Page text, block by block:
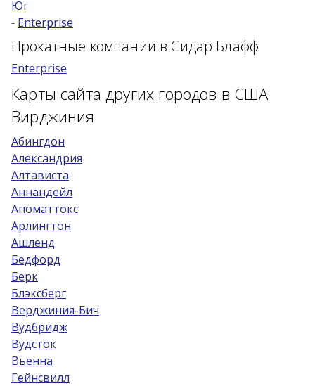
Возраст 25-70 лет?
Купон/промо
Юг
- Enterprise
Прокатные компании в Сидар Блафф
Enterprise
Карты сайта других городов в США
Вирджиния
Абингдон
Александрия
Алтависта
Аннандейл
Апоматтокс
Арлингтон
Ашленд
Бедфорд
Берк
Блэксберг
Верджиния-Бич
Вудбридж
Вудсток
Вьенна
Гейнсвилл